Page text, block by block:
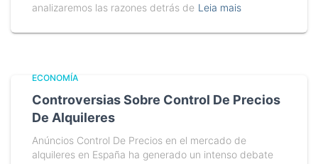
analizaremos las razones detrás de Leia mais
ECONOMÍA
Controversias Sobre Control De Precios
De Alquileres
Anúncios Control De Precios en el mercado de
alquileres en España ha generado un intenso debate